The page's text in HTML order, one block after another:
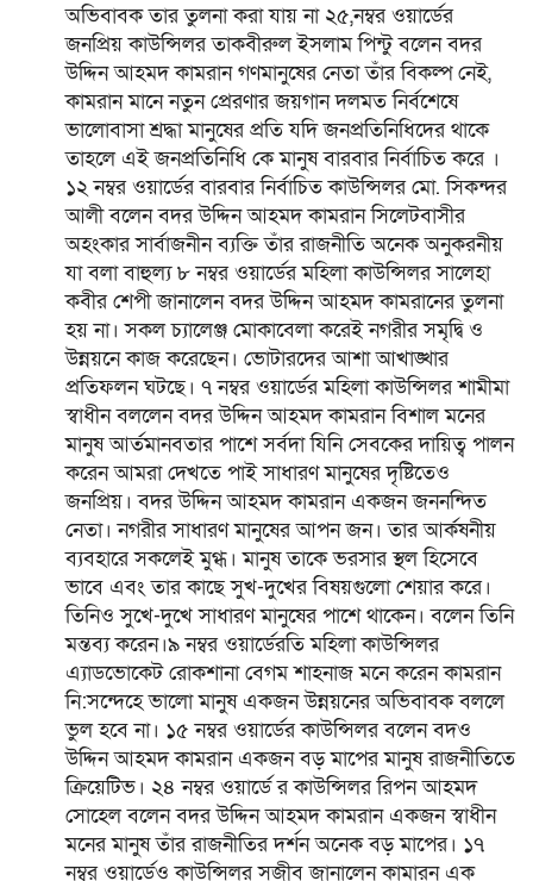
অভিবাবক তার তুলনা করা যায় না ২৫,নম্বর ওয়ার্ডের
জনপ্রিয় কাউন্সিলর তাকবীরুল ইসলাম পিন্টু বলেন বদর
উদ্দিন আহমদ কামরান গণমানুষের নেতা তাঁর বিকল্প নেই,
কামরান মানে নতুন প্রেরণার জয়গান দলমত নির্বশেষে
ভালোবাসা শ্রদ্ধা মানুষের প্রতি যদি জনপ্রতিনিধিদের থাকে
তাহলে এই জনপ্রতিনিধি কে মানুষ বারবার নির্বাচিত করে ।
১২ নম্বর ওয়ার্ডের বারবার নির্বাচিত কাউন্সিলর মো. সিকন্দর
আলী বলেন বদর উদ্দিন আহমদ কামরান সিলেটবাসীর
অহংকার সার্বাজনীন ব্যক্তি তাঁর রাজনীতি অনেক অনুকরনীয়
যা বলা বাহুল্য ৮ নম্বর ওয়ার্ডের মহিলা কাউন্সিলর সালেহা
কবীর শেপী জানালেন বদর উদ্দিন আহমদ কামরানের তুলনা
হয় না। সকল চ্যালেঞ্জ মোকাবেলা করেই নগরীর সমৃদ্বি ও
উন্নয়নে কাজ করেছেন। ভোটারদের আশা আখাঙ্খার
প্রতিফলন ঘটছে। ৭ নম্বর ওয়ার্ডের মহিলা কাউন্সিলর শামীমা
স্বাধীন বললেন বদর উদ্দিন আহমদ কামরান বিশাল মনের
মানুষ আর্তমানবতার পাশে সর্বদা যিনি সেবকের দায়িত্ব পালন
করেন আমরা দেখতে পাই সাধারণ মানুষের দৃষ্টিতেও
জনপ্রিয়। বদর উদ্দিন আহমদ কামরান একজন জননন্দিত
নেতা। নগরীর সাধারণ মানুষের আপন জন। তার আর্কষনীয়
ব্যবহারে সকলেই মুগ্ধ। মানুষ তাকে ভরসার স্থল হিসেবে
ভাবে এবং তার কাছে সুখ-দুখের বিষয়গুলো শেয়ার করে।
তিনিও সুখে-দুখে সাধারণ মানুষের পাশে থাকেন। বলেন তিনি
মন্তব্য করেন।৯ নম্বর ওয়ার্ডেরতি মহিলা কাউন্সিলর
এ্যাডভোকেট রোকশানা বেগম শাহনাজ মনে করেন কামরান
নি:সন্দেহে ভালো মানুষ একজন উন্নয়নের অভিবাবক বললে
ভুল হবে না। ১৫ নম্বর ওয়ার্ডের কাউন্সিলর বলেন বদও
উদ্দিন আহমদ কামরান একজন বড় মাপের মানুষ রাজনীতিতে
ক্রিয়েটিভ। ২৪ নম্বর ওয়ার্ডে র কাউন্সিলর রিপন আহমদ
সোহেল বলেন বদর উদ্দিন আহমদ কামরান একজন স্বাধীন
মনের মানুষ তাঁর রাজনীতির দর্শন অনেক বড় মাপের। ১৭
নম্বর ওয়ার্ডেও কাউন্সিলর সজীব জানালেন কামারন এক